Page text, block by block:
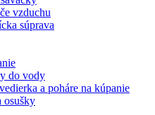
vzduchu
súprava
do vody
a poháre na kúpanie
osušky